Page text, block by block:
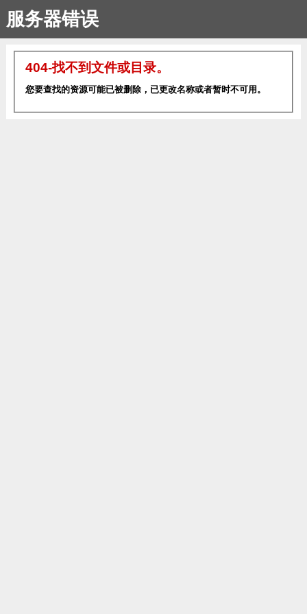
服务器错误
404-找不到文件或目录。
您要查找的资源可能已被删除，已更改名称或者暂时不可用。